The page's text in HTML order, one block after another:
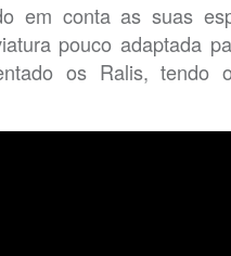
em conta as suas
pouco adaptada
os Ralis, tendo